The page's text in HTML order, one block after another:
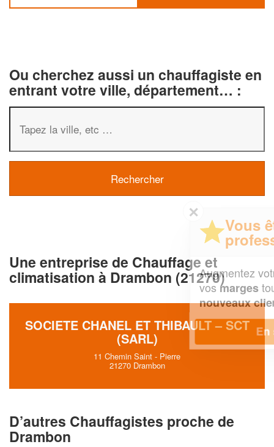
Ou cherchez aussi un chauffagiste en
entrant votre ville, département… :
Une entreprise de Chauffage et
climatisation à Drambon (21270)
SOCIETE CHANEL ET THIBAULT – SCT
(SARL)
11 Chemin Saint - Pierre
21270 Drambon
D’autres Chauffagistes proche de
Drambon
professionnel ?
Augmentez votrechiffre d'affaireset
vos margestout en gagnant de
nouveaux clients!
En savoir plus